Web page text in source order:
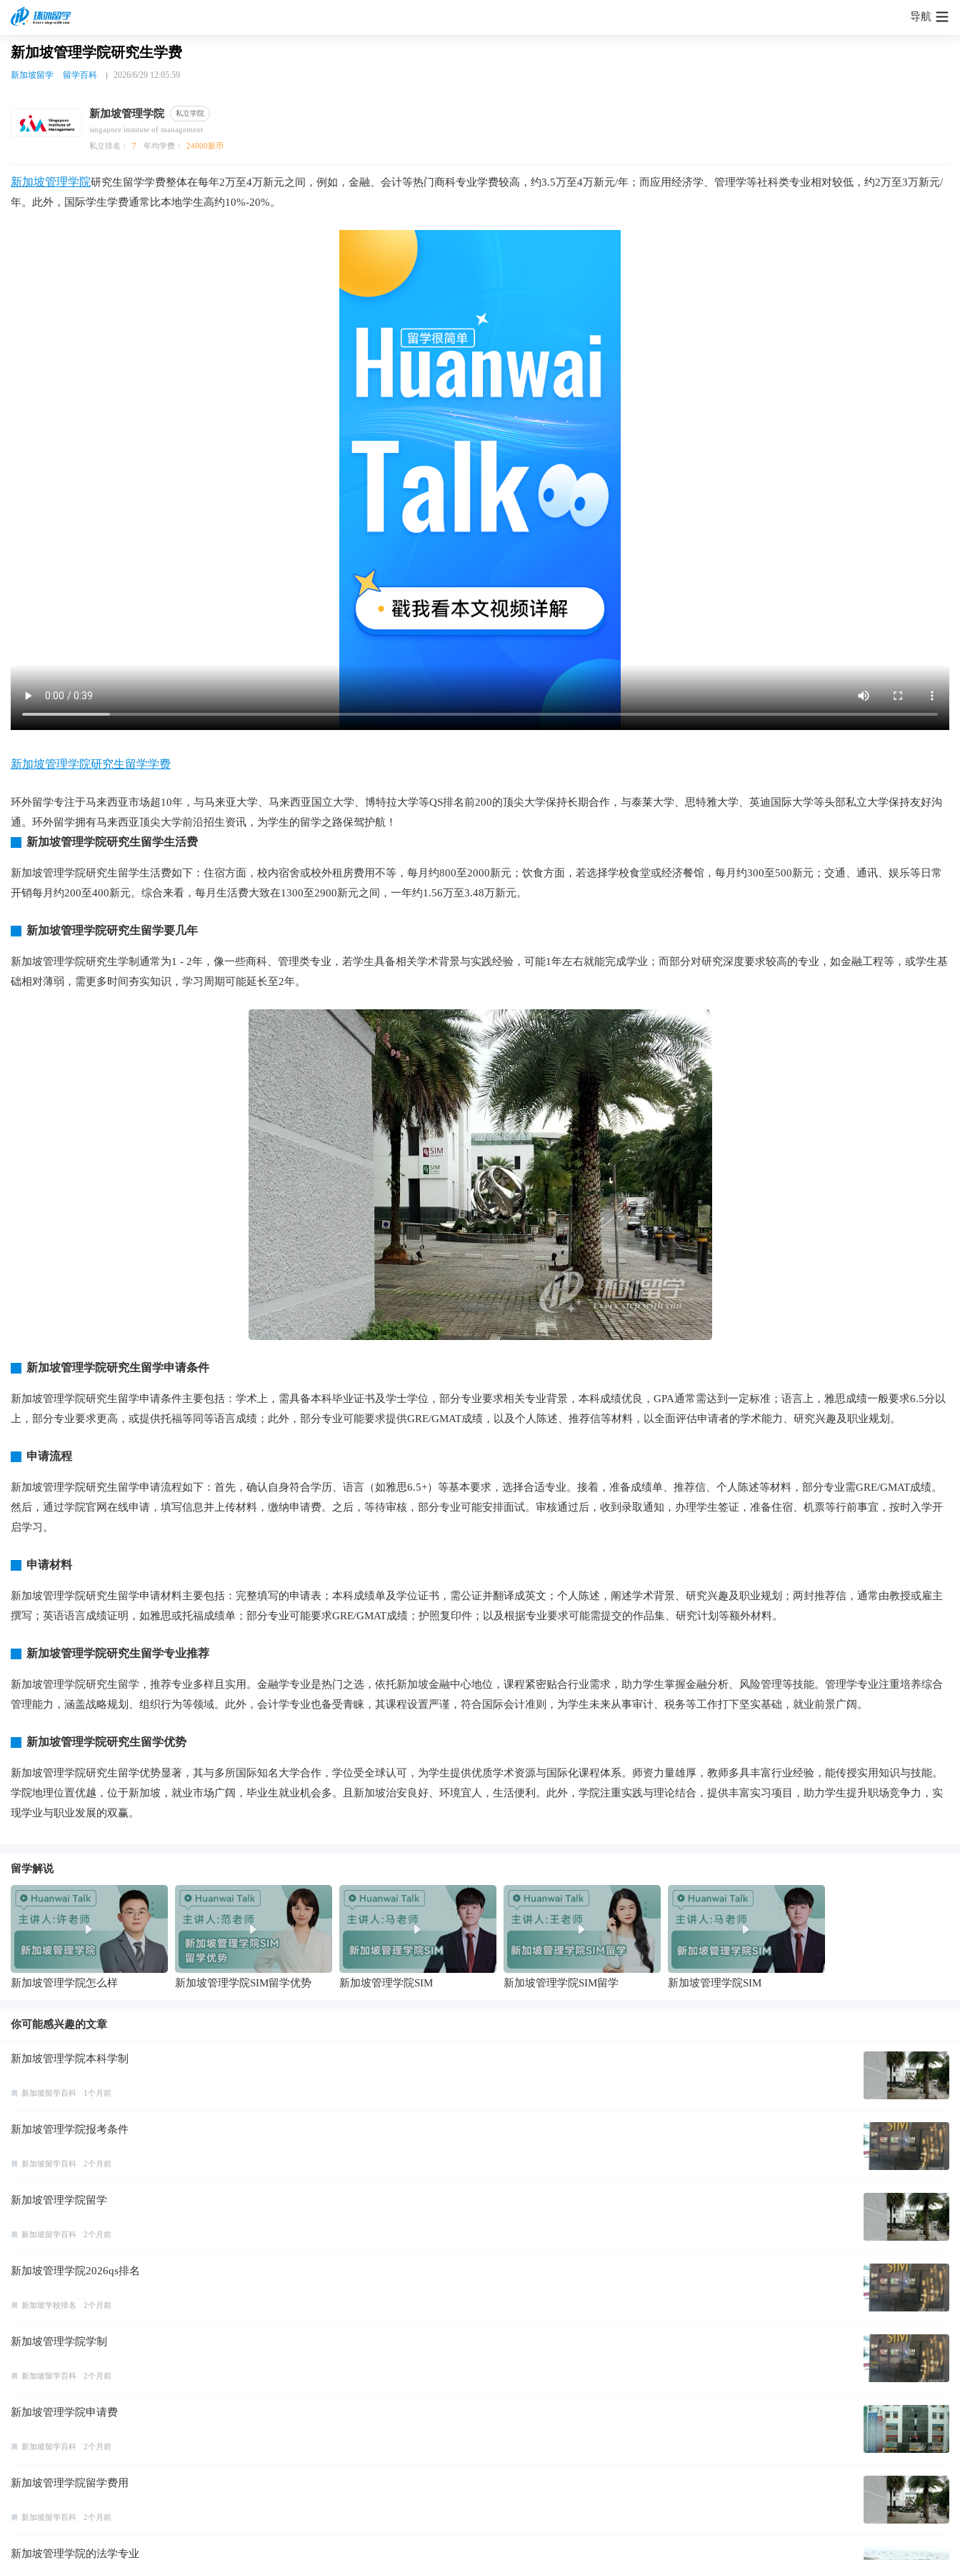
导航
新加坡管理学院研究生学费
新加坡留学 留学百科 2026/6/29 12:05:59
新加坡管理学院 私立学院
singapore institute of management
私立排名：
7 年均学费： 24000新币
新加坡管理学院研究生留学学费整体在每年2万至4万新元之间，例如，金融、会计等热门商科专业学费较高，约3.5万至4万新元/年；而应用经济学、管理学等社科类专业相对较低，约2万至3万新元/
年。此外，国际学生学费通常比本地学生高约10%-20%。
新加坡管理学院研究生留学学费
环外留学专注于马来西亚市场超10年，与马来亚大学、马来西亚国立大学、博特拉大学等QS排名前200的顶尖大学保持长期合作，与泰莱大学、思特雅大学、英迪国际大学等头部私立大学保持友好沟
通。环外留学拥有马来西亚顶尖大学前沿招生资讯，为学生的留学之路保驾护航！
新加坡管理学院研究生留学生活费
新加坡管理学院研究生留学生活费如下：住宿方面，校内宿舍或校外租房费用不等，每月约800至2000新元；饮食方面，若选择学校食堂或经济餐馆，每月约300至500新元；交通、通讯、娱乐等日常
开销每月约200至400新元。综合来看，每月生活费大致在1300至2900新元之间，一年约1.56万至3.48万新元。
新加坡管理学院研究生留学要几年
新加坡管理学院研究生学制通常为1 - 2年，像一些商科、管理类专业，若学生具备相关学术背景与实践经验，可能1年左右就能完成学业；而部分对研究深度要求较高的专业，如金融工程等，或学生基
础相对薄弱，需更多时间夯实知识，学习周期可能延长至2年。
新加坡管理学院研究生留学申请条件
新加坡管理学院研究生留学申请条件主要包括：学术上，需具备本科毕业证书及学士学位，部分专业要求相关专业背景，本科成绩优良，GPA通常需达到一定标准；语言上，雅思成绩一般要求6.5分以
上，部分专业要求更高，或提供托福等同等语言成绩；此外，部分专业可能要求提供GRE/GMAT成绩，以及个人陈述、推荐信等材料，以全面评估申请者的学术能力、研究兴趣及职业规划。
申请流程
新加坡管理学院研究生留学申请流程如下：首先，确认自身符合学历、语言（如雅思6.5+）等基本要求，选择合适专业。接着，准备成绩单、推荐信、个人陈述等材料，部分专业需GRE/GMAT成绩。
然后，通过学院官网在线申请，填写信息并上传材料，缴纳申请费。之后，等待审核，部分专业可能安排面试。审核通过后，收到录取通知，办理学生签证，准备住宿、机票等行前事宜，按时入学开
启学习。
申请材料
新加坡管理学院研究生留学申请材料主要包括：完整填写的申请表；本科成绩单及学位证书，需公证并翻译成英文；个人陈述，阐述学术背景、研究兴趣及职业规划；两封推荐信，通常由教授或雇主
撰写；英语语言成绩证明，如雅思或托福成绩单；部分专业可能要求GRE/GMAT成绩；护照复印件；以及根据专业要求可能需提交的作品集、研究计划等额外材料。
新加坡管理学院研究生留学专业推荐
新加坡管理学院研究生留学，推荐专业多样且实用。金融学专业是热门之选，依托新加坡金融中心地位，课程紧密贴合行业需求，助力学生掌握金融分析、风险管理等技能。管理学专业注重培养综合
管理能力，涵盖战略规划、组织行为等领域。此外，会计学专业也备受青睐，其课程设置严谨，符合国际会计准则，为学生未来从事审计、税务等工作打下坚实基础，就业前景广阔。
新加坡管理学院研究生留学优势
新加坡管理学院研究生留学优势显著，其与多所国际知名大学合作，学位受全球认可，为学生提供优质学术资源与国际化课程体系。师资力量雄厚，教师多具丰富行业经验，能传授实用知识与技能。
学院地理位置优越，位于新加坡，就业市场广阔，毕业生就业机会多。且新加坡治安良好、环境宜人，生活便利。此外，学院注重实践与理论结合，提供丰富实习项目，助力学生提升职场竞争力，实
现学业与职业发展的双赢。
留学解说
新加坡管理学院怎么样 新加坡管理学院SIM留学优势 新加坡管理学院SIM 新加坡管理学院SIM留学 新加坡管理学院SIM
你可能感兴趣的文章
新加坡管理学院本科学制
新加坡留学百科 1个月前
新加坡管理学院报考条件
新加坡留学百科 2个月前
新加坡管理学院留学
新加坡留学百科 2个月前
新加坡管理学院2026qs排名
新加坡学校排名 2个月前
新加坡管理学院学制
新加坡留学百科 2个月前
新加坡管理学院申请费
新加坡留学百科 2个月前
新加坡管理学院留学费用
新加坡留学百科 2个月前
新加坡管理学院的法学专业